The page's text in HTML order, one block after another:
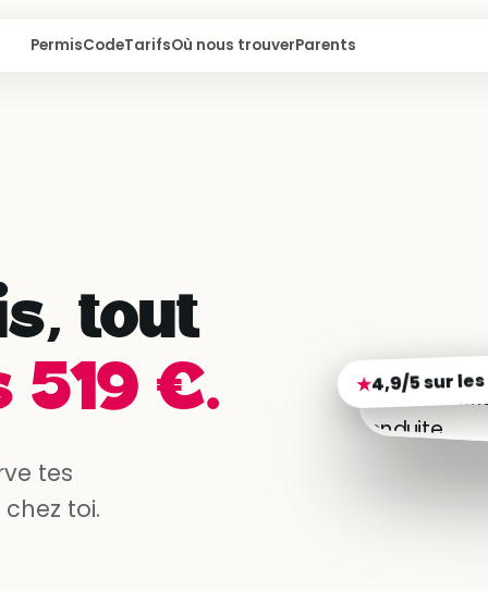
PermisCodeTarifsOù nous trouverParents
tout
519 €.
tes
toi.
★4,9/5 sur